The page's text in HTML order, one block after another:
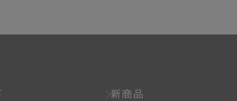
新商品